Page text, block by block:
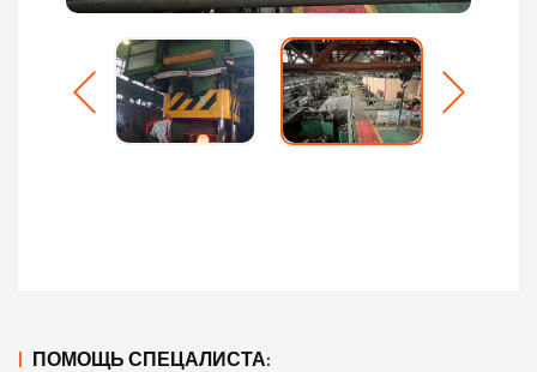
| ПОМОЩЬ СПЕЦАЛИСТА: